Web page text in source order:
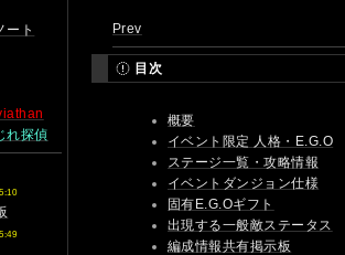
Prev
目次
概要
イベント限定 人格・E.G.O
ステージ一覧・攻略情報
イベントダンジョン仕様
固有E.G.Oギフト
出現する一般敵ステータス
編成情報共有掲示板
ート
れ探偵